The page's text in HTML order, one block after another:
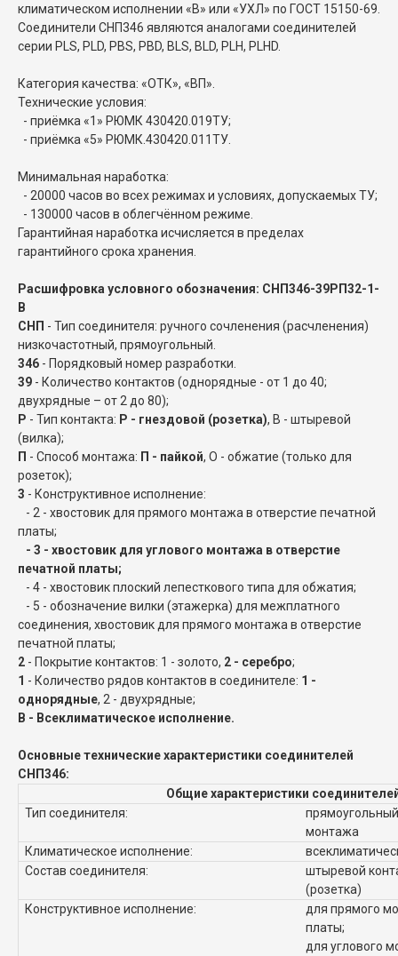
климатическом исполнении «В» или «УХЛ» по ГОСТ 15150-69.
Соединители СНП346 являются аналогами соединителей
серии PLS, PLD, PBS, PBD, BLS, BLD, PLH, PLHD.
Категория качества: «ОТК», «ВП».
Технические условия:
- приёмка «1» РЮМК 430420.019ТУ;
- приёмка «5» РЮМК.430420.011ТУ.
Минимальная наработка:
- 20000 часов во всех режимах и условиях, допускаемых ТУ;
- 130000 часов в облегчённом режиме.
Гарантийная наработка исчисляется в пределах
гарантийного срока хранения.
Расшифровка условного обозначения: СНП346-39РП32-1-
В
СНП - Тип соединителя: ручного сочленения (расчленения)
низкочастотный, прямоугольный.
346 - Порядковый номер разработки.
39 - Количество контактов (однорядные - от 1 до 40;
двухрядные – от 2 до 80);
Р - Тип контакта: Р - гнездовой (розетка), В - штыревой
(вилка);
П - Способ монтажа: П - пайкой, О - обжатие (только для
розеток);
3 - Конструктивное исполнение:
- 2 - хвостовик для прямого монтажа в отверстие печатной
платы;
- 3 - хвостовик для углового монтажа в отверстие
печатной платы;
- 4 - хвостовик плоский лепесткового типа для обжатия;
- 5 - обозначение вилки (этажерка) для межплатного
соединения, хвостовик для прямого монтажа в отверстие
печатной платы;
2 - Покрытие контактов: 1 - золото, 2 - серебро;
1 - Количество рядов контактов в соединителе: 1 -
однорядные, 2 - двухрядные;
В - Всеклиматическое исполнение.
Основные технические характеристики соединителей
СНП346:
Общие характеристики
Тип соединителя:
монтажа
Климатическое исполнение:
Состав соединителя:
штыревой
(розетка)
Конструктивное исполнение:
для прямого
платы;
для углового